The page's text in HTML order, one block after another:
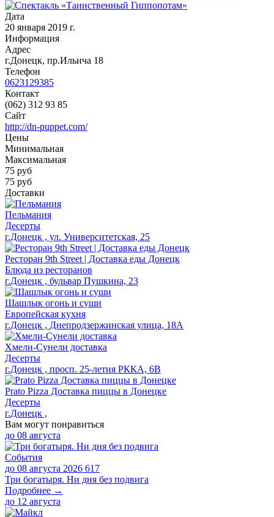
Дата
20 января 2019 г.
Информация
Адрес
г.Донецк, пр.Ильича 18
Телефон
0623129385
Контакт
(062) 312 93 85
Сайт
http://dn-puppet.com/
Цены
Минимальная
Максимальная
75 руб
75 руб
Доставки
Пельмания
Десерты
г.Донецк , ул. Университетская, 25
Ресторан 9th Street | Доставка еды Донецк
Блюда из ресторанов
г.Донецк , бульвар Пушкина, 23
Шашлык огонь и суши
Европейская кухня
г.Донецк , Днепродзержинская улица, 18А
Хмели-Сунели доставка
Десерты
г.Донецк , просп. 25-летия РККА, 6В
Prato Pizza Доставка пиццы в Донецке
Десерты
г.Донецк ,
Вам могут понравиться
до 08 августа
События
до 08 августа 2026 617
Три богатыря. Ни дня без подвига
Подробнее →
до 12 августа